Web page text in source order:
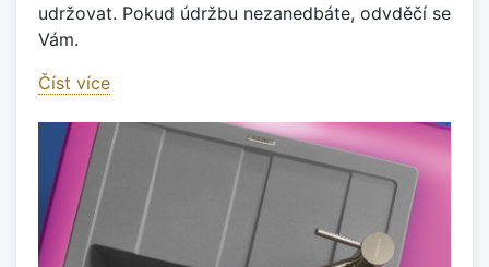
udržovat. Pokud údržbu nezanedbáte, odvděčí se
Vám.
Číst více